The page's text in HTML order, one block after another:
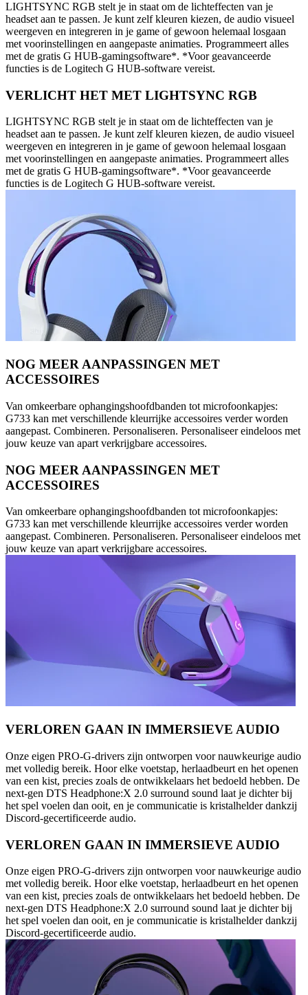
LIGHTSYNC RGB stelt je in staat om de lichteffecten van je
headset aan te passen. Je kunt zelf kleuren kiezen, de audio visueel
weergeven en integreren in je game of gewoon helemaal losgaan
met voorinstellingen en aangepaste animaties. Programmeert alles
met de gratis G HUB-gamingsoftware*. *Voor geavanceerde
functies is de Logitech G HUB-software vereist.
VERLICHT HET MET LIGHTSYNC RGB
LIGHTSYNC RGB stelt je in staat om de lichteffecten van je
headset aan te passen. Je kunt zelf kleuren kiezen, de audio visueel
weergeven en integreren in je game of gewoon helemaal losgaan
met voorinstellingen en aangepaste animaties. Programmeert alles
met de gratis G HUB-gamingsoftware*. *Voor geavanceerde
functies is de Logitech G HUB-software vereist.
NOG MEER AANPASSINGEN MET
ACCESSOIRES
Van omkeerbare ophangingshoofdbanden tot microfoonkapjes:
G733 kan met verschillende kleurrijke accessoires verder worden
aangepast. Combineren. Personaliseren. Personaliseer eindeloos met
jouw keuze van apart verkrijgbare accessoires.
NOG MEER AANPASSINGEN MET
ACCESSOIRES
Van omkeerbare ophangingshoofdbanden tot microfoonkapjes:
G733 kan met verschillende kleurrijke accessoires verder worden
aangepast. Combineren. Personaliseren. Personaliseer eindeloos met
jouw keuze van apart verkrijgbare accessoires.
VERLOREN GAAN IN IMMERSIEVE AUDIO
Onze eigen PRO-G-drivers zijn ontworpen voor nauwkeurige audio
met volledig bereik. Hoor elke voetstap, herlaadbeurt en het openen
van een kist, precies zoals de ontwikkelaars het bedoeld hebben. De
next-gen DTS Headphone:X 2.0 surround sound laat je dichter bij
het spel voelen dan ooit, en je communicatie is kristalhelder dankzij
Discord-gecertificeerde audio.
VERLOREN GAAN IN IMMERSIEVE AUDIO
Onze eigen PRO-G-drivers zijn ontworpen voor nauwkeurige audio
met volledig bereik. Hoor elke voetstap, herlaadbeurt en het openen
van een kist, precies zoals de ontwikkelaars het bedoeld hebben. De
next-gen DTS Headphone:X 2.0 surround sound laat je dichter bij
het spel voelen dan ooit, en je communicatie is kristalhelder dankzij
Discord-gecertificeerde audio.